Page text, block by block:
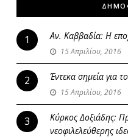
1 Αν. Καββαδία: Η
15 Απριλίου, 2016
2 Έντεκα σημεία για
15 Απριλίου, 2016
3
Κύρκος Δοξιάδης:
νεοφιλελεύθερης